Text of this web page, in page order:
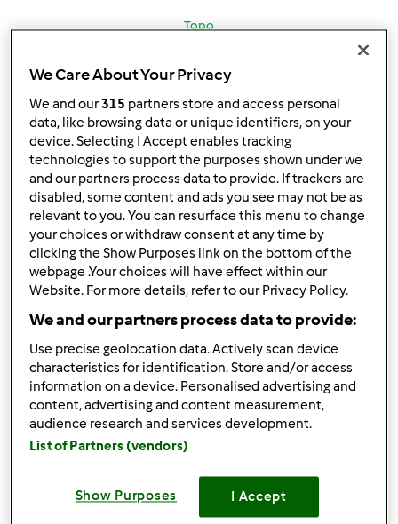
Topo
Iniciar sessãoou registe-se aqui
comentários
Mixie (não verificado)
Qua, 2014-08-27 08:18
Quando lavar a Bimby não se esqueça de desmontar a
tampa e o respectivo anel vedante.
Poderá haver acumulação de resíduos nessa zona, que
estejam a fazer com que os odores permaneçam.
Lave as duas peças separadamente na gaveta superior da
máquina da loiça (tal como indica o manual de
We Care About Your Privacy
We and our315 partners store and access personal
data, like browsing data or unique identifiers, on your
device. Selecting I Accept enables tracking
technologies to support the purposes shown under we
and our partners process data to provide. If trackers are
disabled, some content and ads you see may not be as
relevant to you. You can resurface this menu to change
your choices or withdraw consent at any time by
clicking the Show Purposes link on the bottom of the
webpage .Your choices will have effect within our
Website. For more details, refer to our Privacy Policy.
We and our partners process data to provide:
Use precise geolocation data. Actively scan device
characteristics for identification. Store and/or access
information on a device. Personalised advertising and
content, advertising and content measurement,
audience research and services development.
List of Partners (vendors)
Show Purposes I Accept